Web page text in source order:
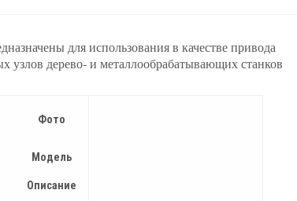
для использования в качестве привода
узлов дерево- и металлообрабатывающих станков
Фото
Модель
Описание